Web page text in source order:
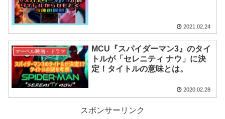
2021.02.24
マーベル映画・ドラマ
MCU『スパイダーマン3』のタイ
トルが「セレニティ ナウ」に決
定！タイトルの意味とは。
2020.02.28
スポンサーリンク